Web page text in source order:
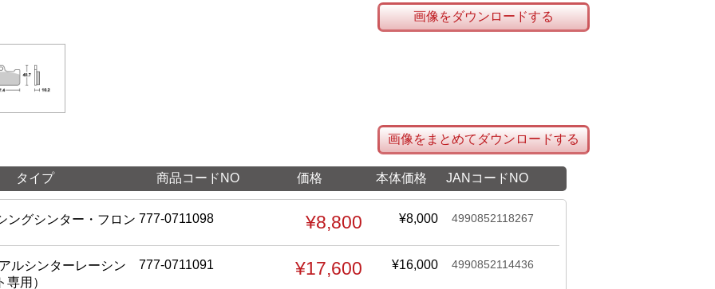
画像をダウンロードする
画像をまとめてダウンロードする
タイプ 商品コードNO 価格 本体価格 JANコードNO
ングシンター・フロン 777-0711098 ¥8,800 ¥8,000 4990852118267
ルシンターレーシン
用）
777-0711091 ¥17,600 ¥16,000 4990852114436